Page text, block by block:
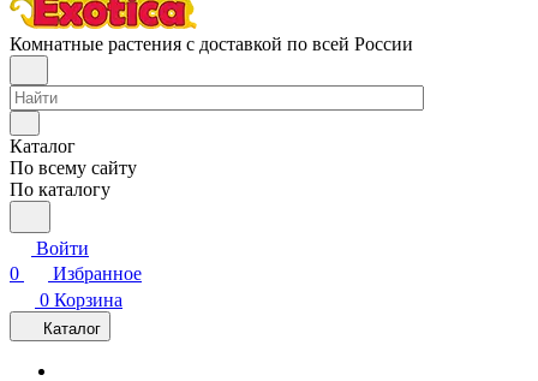
Комнатные растения с доставкой по всей России
Каталог
По всему сайту
По каталогу
Войти
0
Избранное
0 Корзина
Каталог